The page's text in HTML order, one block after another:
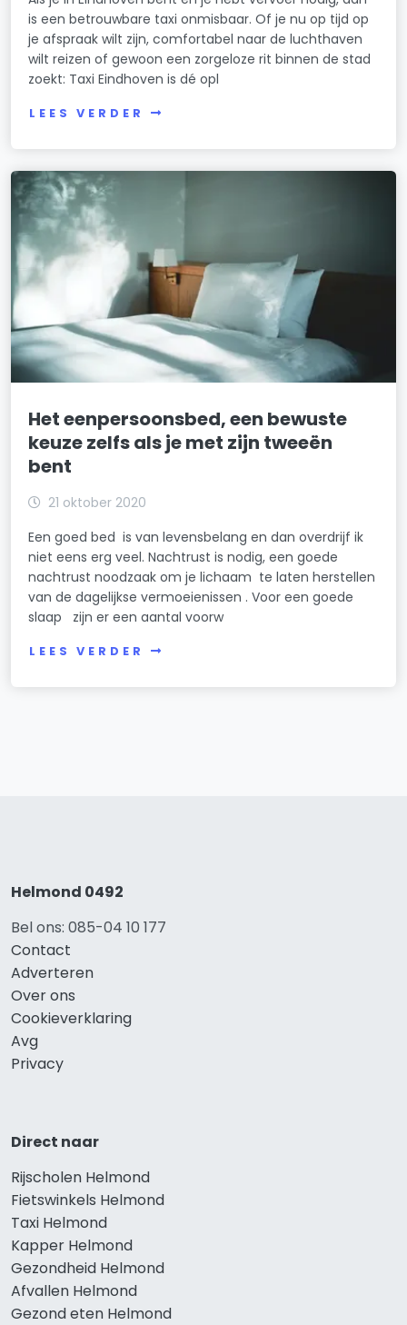
is een betrouwbare taxi onmisbaar. Of je nu op tijd op
je afspraak wilt zijn, comfortabel naar de luchthaven
wilt reizen of gewoon een zorgeloze rit binnen de stad
zoekt: Taxi Eindhoven is dé opl
LEES VERDER
Het eenpersoonsbed, een bewuste
keuze zelfs als je met zijn tweeën
bent
21 oktober 2020
Een goed bed is van levensbelang en dan overdrijf ik
niet eens erg veel. Nachtrust is nodig, een goede
nachtrust noodzaak om je lichaam te laten herstellen
van de dagelijkse vermoeienissen . Voor een goede
slaap zijn er een aantal voorw
LEES VERDER
Helmond 0492
Bel ons: 085-04 10 177
Contact
Adverteren
Over ons
Cookieverklaring
Avg
Privacy
Direct naar
Rijscholen Helmond
Fietswinkels Helmond
Taxi Helmond
Kapper Helmond
Gezondheid Helmond
Afvallen Helmond
Gezond eten Helmond